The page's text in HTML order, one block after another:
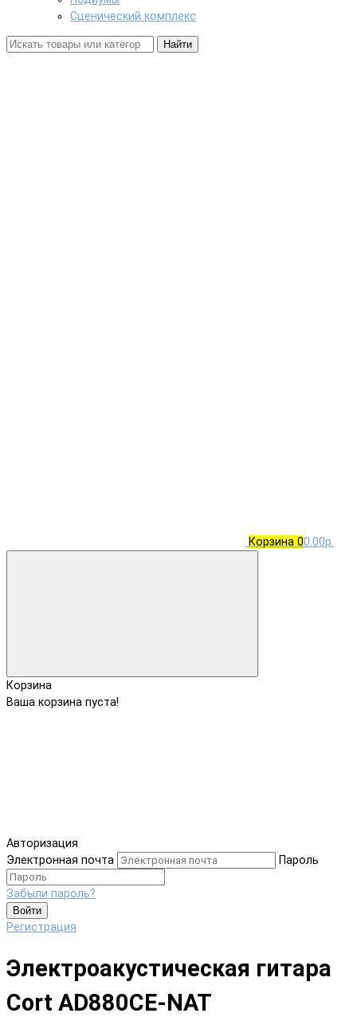
Сценический комплекс
Найти
Корзина 00.00р.
Корзина
Ваша корзина пуста!
Авторизация
Электронная почта
Пароль
Забыли пароль?
Войти
Регистрация
Электроакустическая гитара
Cort AD880CE-NAT